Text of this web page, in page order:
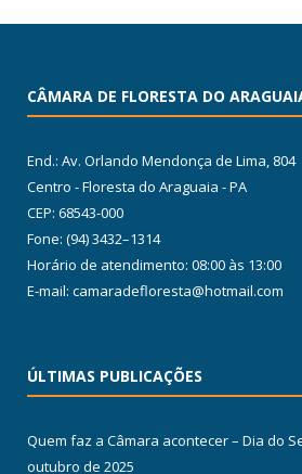
CÂMARA DE FLORESTA DO
End.: Av. Orlando Mendonça de Lima, 804
Centro - Floresta do Araguaia - PA
CEP: 68543-000
Fone: (94) 3432–1314
Horário de atendimento: 08:00 às 13:00
E-mail: camaradefloresta@hotmail.com
ÚLTIMAS PUBLICAÇÕES
Quem faz a Câmara acontecer – Dia do
outubro de 2025